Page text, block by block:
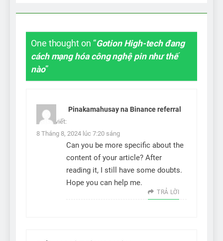
One thought on “Gotion High-tech đang
cách mạng hóa công nghệ pin như thế
nào”
Pinakamahusay na Binance referral
code viết:
8 Tháng 8, 2024 lúc 7:20 sáng
Can you be more specific about the
content of your article? After
reading it, I still have some doubts.
Hope you can help me.
TRẢ LỜI